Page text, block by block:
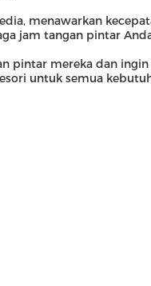
menawarkan
jam tangan pintar
pintar mereka dan
untuk semua